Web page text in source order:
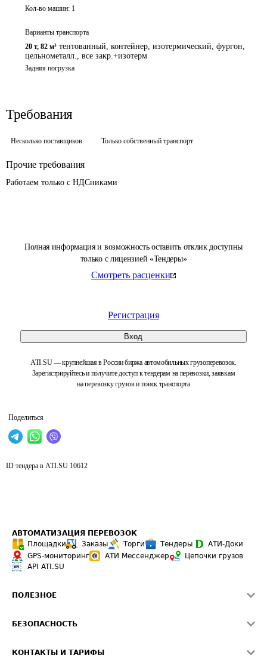
Полная информация и возможность оставить отклик доступны
только с лицензией «Тендеры»
Смотреть расценки
Регистрация
Вход
ATI.SU — крупнейшая в России биржа автомобильных грузоперевозок.
Зарегистрируйтесь и получите доступ к тендерам на перевозки, заявкам
на перевозку грузов и поиск транспорта
Поделиться
Кол-во машин: 1
Варианты транспорта
20 т, 82 м³ тентованный, контейнер, изотермический, фургон,
цельнометалл., все закр.+изотерм
Задняя погрузка
Требования
Несколько поставщиков Только собственный транспорт
Прочие требования
Работаем только с НДСниками
ID тендера в ATI.SU 10612
АВТОМАТИЗАЦИЯ ПЕРЕВОЗОК
Площадки
Заказы Торги Тендеры
АТИ-Доки
GPS-мониторинг
АТИ Мессенджер
Цепочки грузов
API ATI.SU
ПОЛЕЗНОЕ
Звезды ATI.SU на вашем сайте
БЕЗОПАСНОСТЬ
КОНТАКТЫ И ТАРИФЫ